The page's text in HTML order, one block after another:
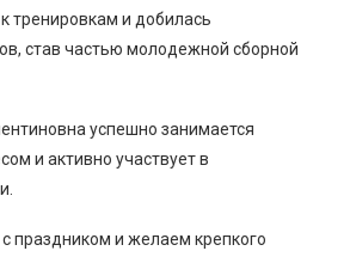
тренировкам и добилась
став частью молодежной сборной
успешно занимается
и активно участвует в
праздником и желаем крепкого